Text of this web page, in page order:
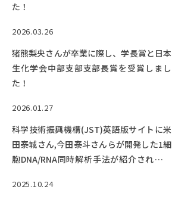
サイトマップ
BULLETIN
生物資源学研究科紀要
た！
2026.03.26
猪熊梨央さんが卒業に際し、学長賞と日本
生化学会中部支部支部長賞を受賞しまし
た！
2026.01.27
科学技術振興機構(JST)英語版サイトに米
田泰城さん,今田泰斗さんらが開発した1細
胞DNA/RNA同時解析手法が紹介されてい
2025.10.24